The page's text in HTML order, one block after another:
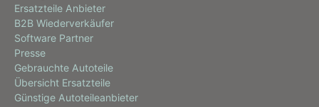
Ersatzteile Anbieter
B2B Wiederverkäufer
Software Partner
Presse
Gebrauchte Autoteile
Übersicht Ersatzteile
Günstige Autoteileanbieter